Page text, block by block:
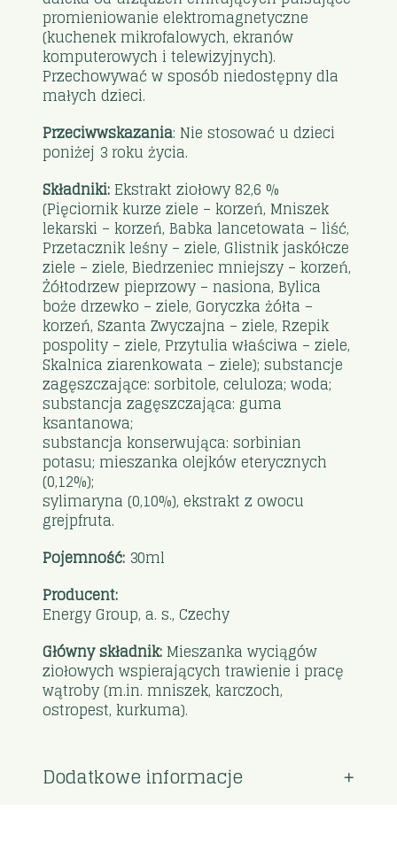
promieniowanie elektromagnetyczne
(kuchenek mikrofalowych, ekranów
komputerowych i telewizyjnych).
Przechowywać w sposób niedostępny dla
małych dzieci.
Przeciwwskazania: Nie stosować u dzieci
poniżej 3 roku życia.
Składniki: Ekstrakt ziołowy 82,6 %
(Pięciornik kurze ziele – korzeń, Mniszek
lekarski – korzeń, Babka lancetowata – liść,
Przetacznik leśny – ziele, Glistnik jaskółcze
ziele – ziele, Biedrzeniec mniejszy – korzeń,
Żółtodrzew pieprzowy – nasiona, Bylica
boże drzewko – ziele, Goryczka żółta –
korzeń, Szanta Zwyczajna – ziele, Rzepik
pospolity – ziele, Przytulia właściwa – ziele,
Skalnica ziarenkowata – ziele); substancje
zagęszczające: sorbitole, celuloza; woda;
substancja zagęszczająca: guma
ksantanowa;
substancja konserwująca: sorbinian
potasu; mieszanka olejków eterycznych
(0,12%);
sylimaryna (0,10%), ekstrakt z owocu
grejpfruta.
Pojemność: 30ml
Producent:
Energy Group, a. s., Czechy
Główny składnik: Mieszanka wyciągów
ziołowych wspierających trawienie i pracę
wątroby (m.in. mniszek, karczoch,
ostropest, kurkuma).
Dodatkowe informacje